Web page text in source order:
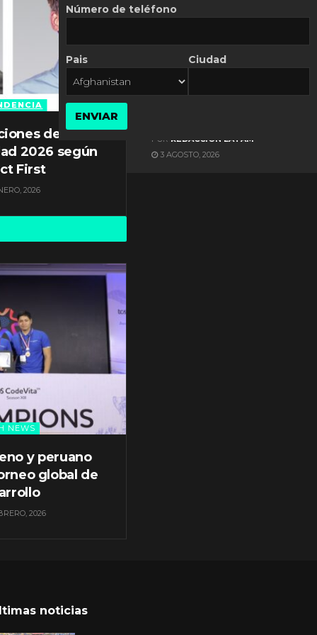
de
2026 según
First
2026
NEWS
y peruano
global de
2026
ES NOTICIA
POR REDACCIÓN LATAM
3 AGOSTO, 2026
noticias
Número de teléfono
Pais Ciudad
ENVIAR